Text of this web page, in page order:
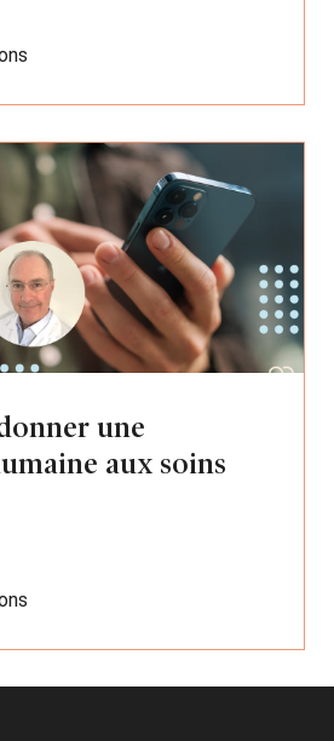
une
aux soins